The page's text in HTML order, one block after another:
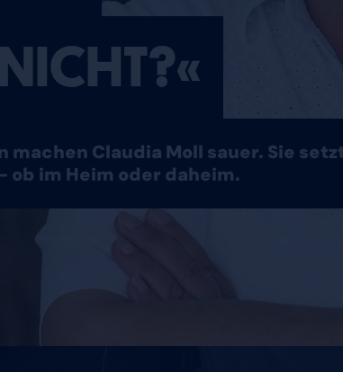
machen Claudia Moll sauer. Sie
ob im Heim oder daheim.